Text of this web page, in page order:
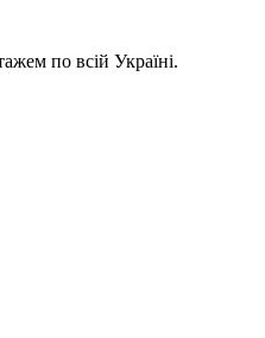
по всій Україні.